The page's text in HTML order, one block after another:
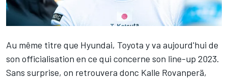
Au même titre que Hyundai, Toyota y va aujourd'hui de
son officialisation en ce qui concerne son line-up 2023.
Sans surprise, on retrouvera donc Kalle Rovanperä,